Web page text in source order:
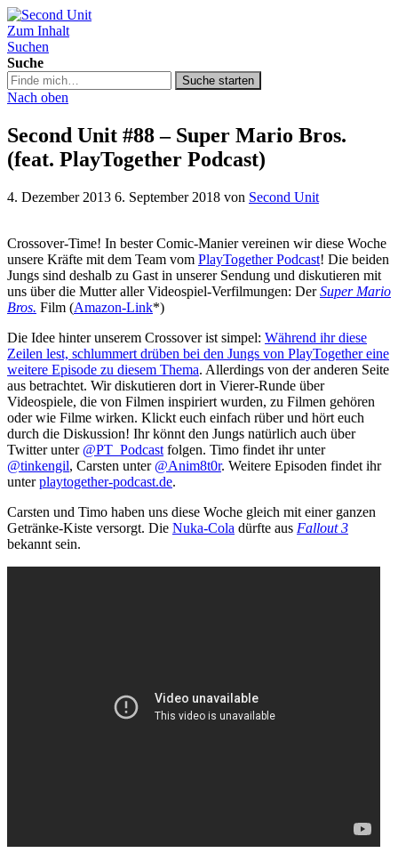
Second Unit
Zum Inhalt
Suchen
Suche
Suche
in
podcast.de/
Suche starten
Nach oben
Second Unit #88 – Super Mario Bros.
(feat. PlayTogether Podcast)
4. Dezember 2013 6. September 2018 von Second Unit
Crossover-Time! In bester Comic-Manier vereinen wir diese Woche
unsere Kräfte mit dem Team vom PlayTogether Podcast! Die beiden
Jungs sind deshalb zu Gast in unserer Sendung und diskutieren mit
uns über die Mutter aller Videospiel-Verfilmungen: DerSuper Mario
Bros. Film (Amazon-Link*)
Die Idee hinter unserem Crossover ist simpel: Während ihr diese
Zeilen lest, schlummert drüben bei den Jungs von PlayTogether eine
weitere Episode zu diesem Thema. Allerdings von der anderen Seite
aus betrachtet. Wir diskutieren dort in Vierer-Runde über
Videospiele, die von Filmen inspiriert wurden, zu Filmen gehören
oder wie Filme wirken. Klickt euch einfach rüber und hört euch
durch die Diskussion! Ihr könnt den Jungs natürlich auch über
Twitter unter @PT_Podcast folgen. Timo findet ihr unter
@tinkengil, Carsten unter @Anim8t0r. Weitere Episoden findet ihr
unterplaytogether-podcast.de.
Carsten und Timo haben uns diese Woche gleich mit einer ganzen
Getränke-Kiste versorgt. Die Nuka-Cola dürfte aus Fallout 3
bekannt sein.